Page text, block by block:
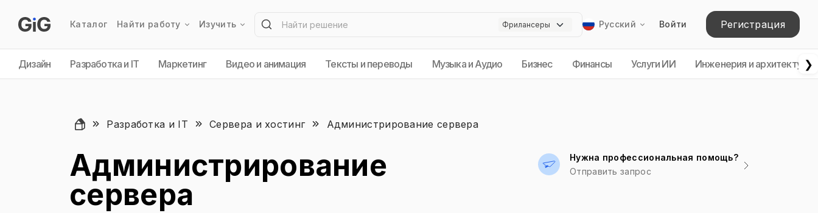
Каталог Найти работу Изучить Русский Войти Регистрация
Дизайн Разработка и IT Маркетинг Видео и анимация Тексты и переводы Музыка и Аудио Бизнес Финансы Услуги ИИ Инженерия и архитектура
❯
Разработка и IT Сервера и хостинг Администрирование сервера
Администрирование
сервера
Нужна профессиональная помощь?
Отправить запрос